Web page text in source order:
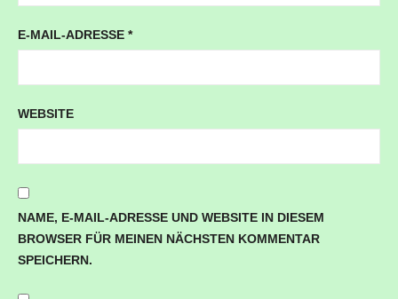
E-MAIL-ADRESSE *
WEBSITE
NAME, E-MAIL-ADRESSE UND WEBSITE IN DIESEM
BROWSER FÜR MEINEN NÄCHSTEN KOMMENTAR
SPEICHERN.